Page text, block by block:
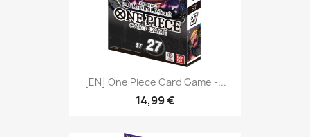
[EN] One Piece Card Game -...
14,99 €